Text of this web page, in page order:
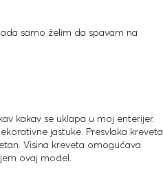
samo želim da spavam na
kakav se uklapa u moj enterijer.
jastuke. Presvlaka kreveta
Visina kreveta omogućava
ovaj model.